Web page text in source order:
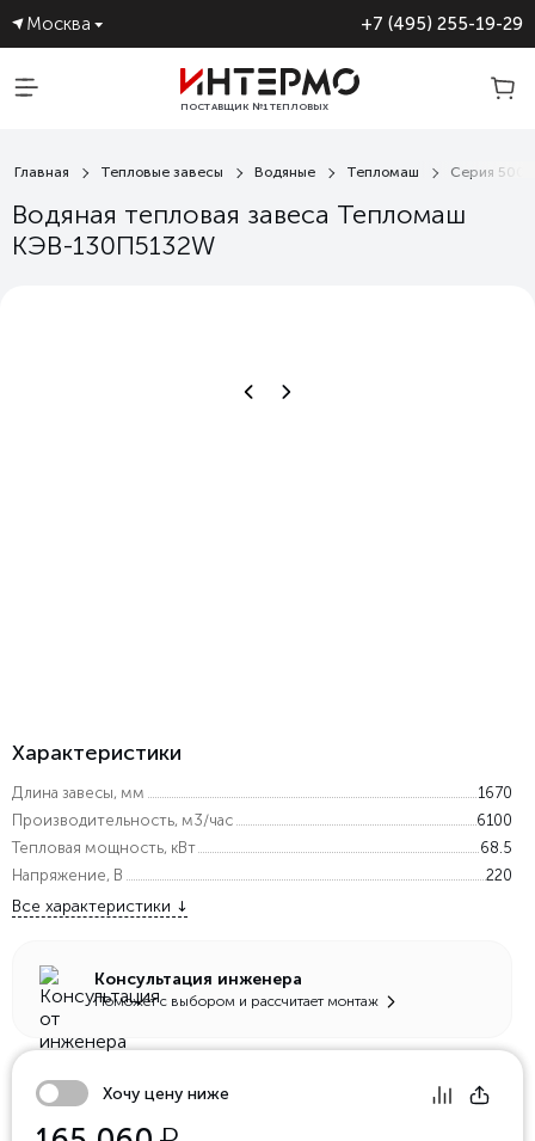
Москва +7 (495) 255-19-29
ПОСТАВЩИК №1 ТЕПЛОВЫХ
Главная Тепловые завесы Водяные Тепломаш Серия 500
Водяная тепловая завеса Тепломаш
КЭВ-130П5132W
Характеристики
Длина завесы, мм
1670
Производительность, м3/час
6100
Тепловая мощность, кВт
68.5
Напряжение, В
220
Все характеристики
Консультация инженера
Поможет с выбором и рассчитает монтаж
Хочу цену ниже